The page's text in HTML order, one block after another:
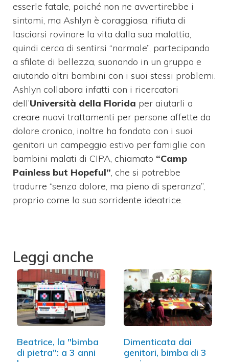
esserle fatale, poiché non ne avvertirebbe i
sintomi, ma Ashlyn è coraggiosa, rifiuta di
lasciarsi rovinare la vita dalla sua malattia,
quindi cerca di sentirsi “normale”, partecipando
a sfilate di bellezza, suonando in un gruppo e
aiutando altri bambini con i suoi stessi problemi.
Ashlyn collabora infatti con i ricercatori
dell’Università della Florida per aiutarli a
creare nuovi trattamenti per persone affette da
dolore cronico, inoltre ha fondato con i suoi
genitori un campeggio estivo per famiglie con
bambini malati di CIPA, chiamato “Camp
Painless but Hopeful”, che si potrebbe
tradurre “senza dolore, ma pieno di speranza”,
proprio come la sua sorridente ideatrice.
Leggi anche
Beatrice, la "bimba
di pietra": a 3 anni
Dimenticata dai
genitori, bimba di 3